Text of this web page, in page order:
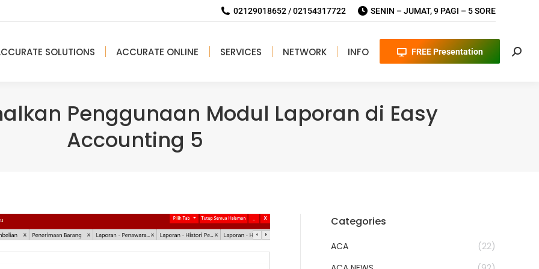
02129018652 / 02154317722 SENIN – JUMAT, 9 PAGI – 5 SORE
SOLUTIONS ACCURATE ONLINE SERVICES NETWORK INFO FREE Presentation
Penggunaan Modul Laporan di Easy
Accounting 5
Categories
ACA
(22)